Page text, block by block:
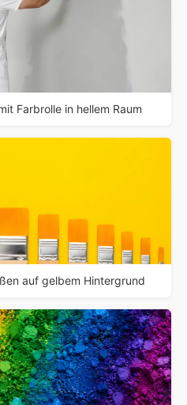
Farbrolle in hellem Raum
auf gelbem Hintergrund